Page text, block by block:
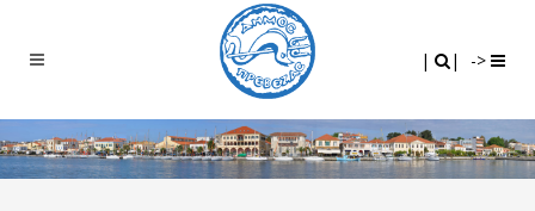
| | ->